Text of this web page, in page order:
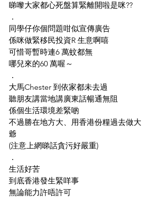
睇嚟大家都心死盤算緊離開啦是咪??
．
同學仔你個問題咁似宣傳廣告
係咪做緊移民投資R 生意啊嘻
可惜哥暫時連6 萬蚊都無
哪兒來的60 萬喔～
．
大馬Chester 到依家都未去過
聽朋友講當地講廣東話暢通無阻
係個生活環境差緊啲
不過勝在地方大、用香港份糧過去做大
爺
(注意上網睇話貪污好嚴重)
．
生活好苦
到底香港發生緊咩事
無論能力許唔許可